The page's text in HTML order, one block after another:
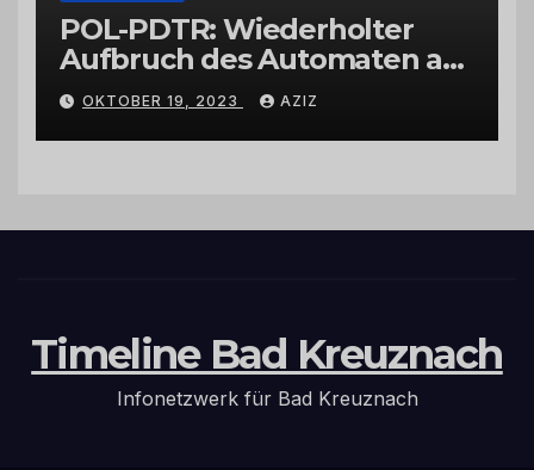
POL-PDTR: Wiederholter
Aufbruch des Automaten am
Wohnmobilstellplatz in
Hermeskeil am Labachweg
OKTOBER 19, 2023 AZIZ
Timeline Bad Kreuznach
Infonetzwerk für Bad Kreuznach